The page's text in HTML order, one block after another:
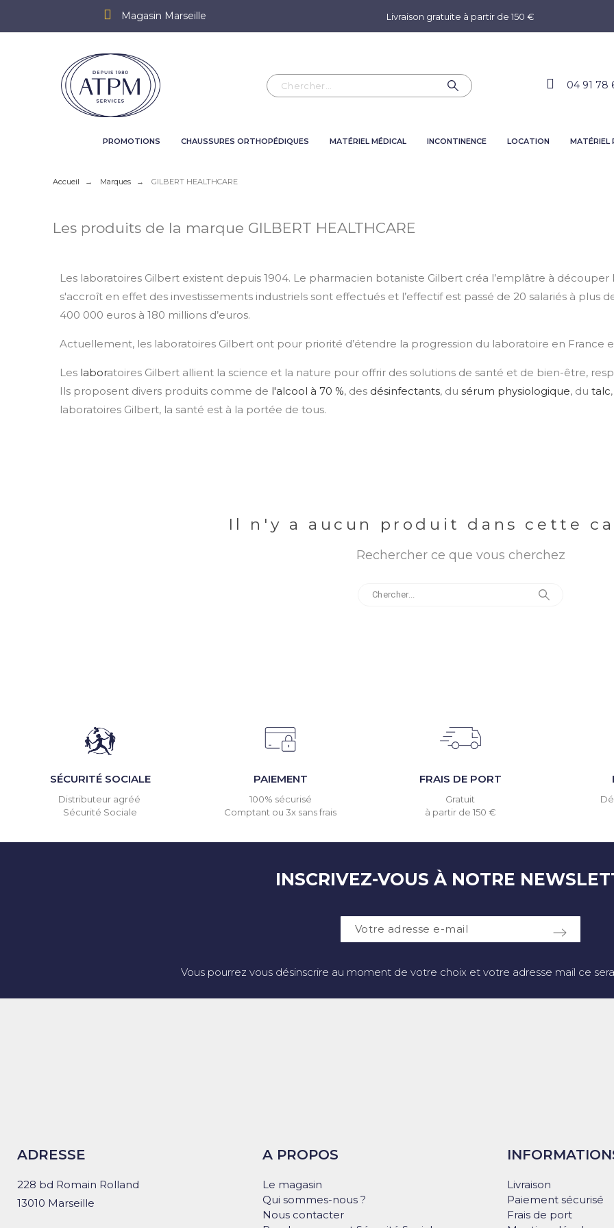
Magasin Marseille Livraison gratuite à partir de 150 €
04 91 78
PROMOTIONS CHAUSSURES ORTHOPÉDIQUES MATÉRIEL MÉDICAL INCONTINENCE LOCATION MATÉRIEL
Accueil Marques GILBERT HEALTHCARE
Les produits de la marque GILBERT HEALTHCARE
Les laboratoires Gilbert existent depuis 1904. Le pharmacien botaniste Gilbert créa l’emplâtre à découper
s'accroît en effet des investissements industriels sont effectués et l’effectif est passé de 20 salariés à plus
400 000 euros à 180 millions d’euros.
Actuellement, les laboratoires Gilbert ont pour priorité d’étendre la progression du laboratoire en France
Les laboratoires Gilbert allient la science et la nature pour offrir des solutions de santé et de bien-être,
Ils proposent divers produits comme de l'alcool à 70 %, des désinfectants, dusérum physiologique, dutalc
laboratoires Gilbert, la santé est à la portée de tous.
Il n'y a aucun produit dans cette
Rechercher ce que vous cherchez
SÉCURITÉ SOCIALE
Distributeur agréé
Sécurité Sociale
PAIEMENT
100% sécurisé
Comptant ou 3x sans frais
FRAIS DE PORT
Gratuit
à partir de 150 €
INSCRIVEZ-VOUS À NOTRE
Vous pourrez vous désinscrire au moment de votre choix et votre adresse mail ce
ADRESSE
228 bd Romain Rolland
13010 Marseille
A PROPOS
Le magasin
Qui sommes-nous ?
Nous contacter
Livraison
Paiement sécurisé
Frais de port